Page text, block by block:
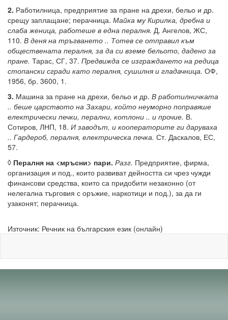
2. Работилница, предприятие за пране на дрехи, бельо и др.
срещу заплащане; перачница. Майка му Кирилка, дребна и
слаба женица, работеше в една пералня. Д. Ангелов, ЖС,
110. В деня на тръгването .. Тотев се отправил към
обществената пералня, за да си вземе бельото, дадено за
пране. Тарас, СГ, 37. Предвижда се изграждането на редица
стопански сгради като пералня, сушилня и гладачница. ОФ,
1956, бр. 3600, 1.
3. Машина за пране на дрехи, бельо и др. В работилничката
.. беше царството на Захари, който неуморно поправяше
електрически печки, перални, котлони .. и прочие. В.
Сотиров, ЛНП, 18. И заводът, и кооператорите ги даруваха
.. Гардероб, пералня, електрическа печка. Ст. Даскалов, ЕС,
57.
◊ Пералня на <мръсни> пари. Разг. Предприятие, фирма,
организация и под., които развиват дейността си чрез чужди
финансови средства, които са придобити незаконно (от
нелегална търговия с оръжие, наркотици и под.), за да ги
узаконят; перачница.
Източник: Речник на българския език (онлайн)